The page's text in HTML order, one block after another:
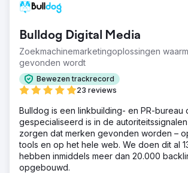
Bulldog Digital Media
Zoekmachinemarketingoplossingen
gevonden wordt
Bewezen trackrecord
23 reviews
Bulldog is een linkbuilding- en PR-bureau
gespecialiseerd is in de
zorgen dat merken gevonden worden –
tools en op het hele web. We doen dit al
hebben inmiddels meer dan 20.000
opgebouwd.